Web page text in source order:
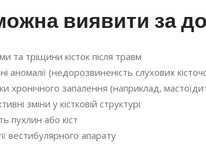
виявити за
та тріщини кісток після травм
аномалії (недорозвиненість слухових
хронічного запалення (наприклад,
зміни у кістковій структурі
пухлин або кіст
вестибулярного апарату